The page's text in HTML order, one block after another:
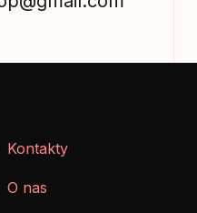
Kontakty
O nas